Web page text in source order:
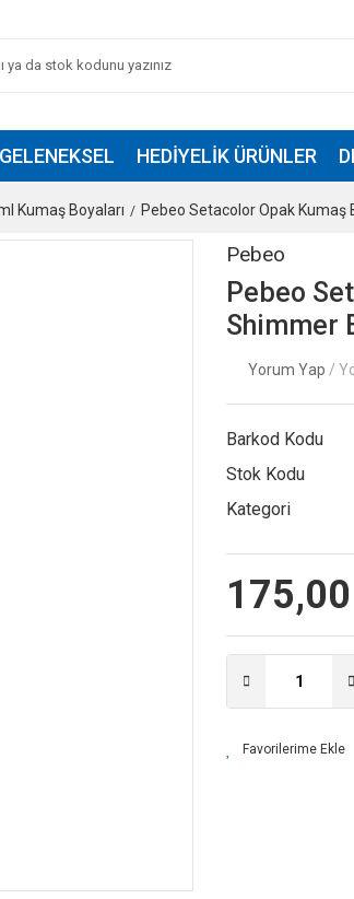
GELENEKSEL HEDIYELIK ÜRÜNLER
Kumaş Boyaları Pebeo Setacolor Opak Kumaş
Pebeo
Pebeo
Shimmer
Yorum Yap /
Barkod Kodu
Stok Kodu
Kategori